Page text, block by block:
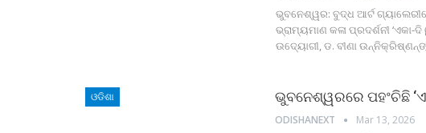
ଭୁବନେଶ୍ୱର: ବୁଦ୍ଧ ଆର୍ଟ
ଭ୍ରାମ୍ୟମାଣ କଳା ପ୍ରଦର୍ଶନୀ
ଉଦ୍ୟୋଗୀ, ଡ. ବୀଣା
ଓଡିଶା ଭୁବନେଶ୍ୱରରେ ପହଂଚିଛି
ODISHANEXT Mar 13, 2026